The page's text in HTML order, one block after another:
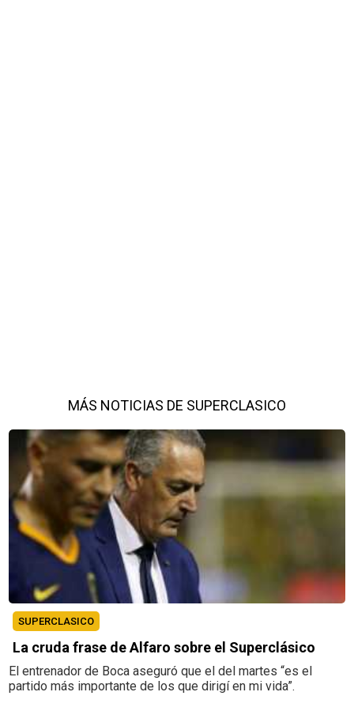
MÁS NOTICIAS DE SUPERCLASICO
SUPERCLASICO
La cruda frase de Alfaro sobre el Superclásico
El entrenador de Boca aseguró que el del martes “es el
partido más importante de los que dirigí en mi vida”.